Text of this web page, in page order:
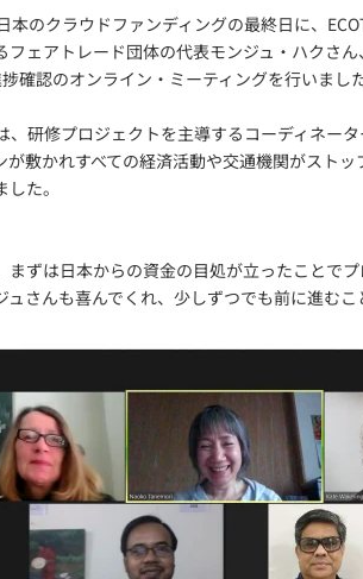
本のクラウドファンディングの最終日に、
フェアトレード団体の代表モンジュ・ハクさ
確認のオンライン・ミーティングを行いました
、研修プロジェクトを主導するコーディネー
が敷かれすべての経済活動や交通機関がスト
た。
まずは日本からの資金の目処が立ったことで
ュさんも喜んでくれ、少しずつでも前に進む